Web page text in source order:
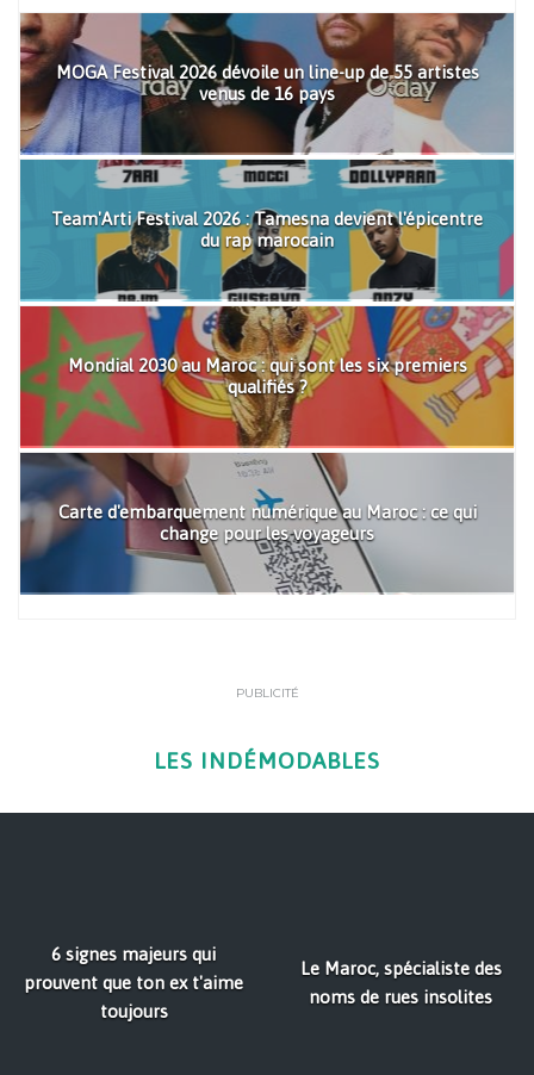
MOGA Festival 2026 dévoile un line-up de 55 artistes
venus de 16 pays
Team'Arti Festival 2026 : Tamesna devient l'épicentre
du rap marocain
Mondial 2030 au Maroc : qui sont les six premiers
qualifiés ?
Carte d'embarquement numérique au Maroc : ce qui
change pour les voyageurs
PUBLICITÉ
LES INDÉMODABLES
6 signes majeurs qui
prouvent que ton ex t'aime
toujours
Le Maroc, spécialiste des
noms de rues insolites